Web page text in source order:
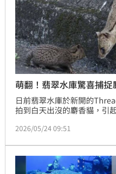
萌翻！翡翠水庫驚喜捕
日前翡翠水庫於新開的
拍到白天出沒的麝香貓，引
同框畫面，同樣吸引網友留
可愛呀」。
2026/05/24 09:51